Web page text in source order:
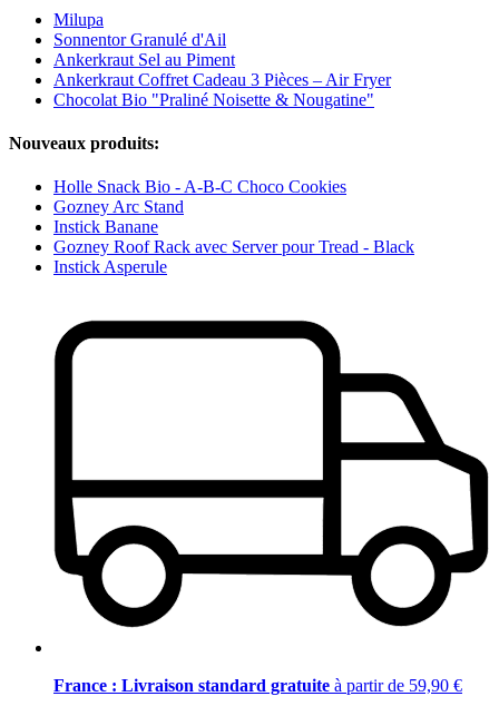
Milupa
Sonnentor Granulé d'Ail
Ankerkraut Sel au Piment
Ankerkraut Coffret Cadeau 3 Pièces – Air Fryer
Chocolat Bio "Praliné Noisette & Nougatine"
Nouveaux produits:
Holle Snack Bio - A-B-C Choco Cookies
Gozney Arc Stand
Instick Banane
Gozney Roof Rack avec Server pour Tread - Black
Instick Asperule
France : Livraison standard gratuite à partir de 59,90 €